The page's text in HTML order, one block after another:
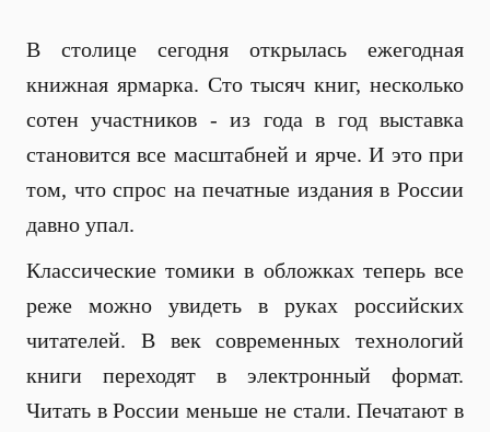
В столице сегодня открылась ежегодная
книжная ярмарка. Сто тысяч книг, несколько
сотен участников - из года в год выставка
становится все масштабней и ярче. И это при
том, что спрос на печатные издания в России
давно упал.
Классические томики в обложках теперь все
реже можно увидеть в руках российских
читателей. В век современных технологий
книги переходят в электронный формат.
Читать в России меньше не стали. Печатают в